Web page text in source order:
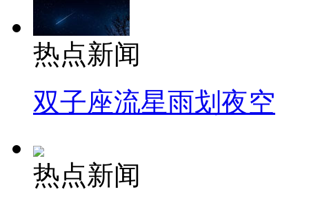
热点新闻
双子座流星雨划夜空
热点新闻